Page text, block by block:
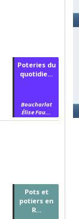
Poteries du
quotidie...
Boucharlat
Élise Fau...
Pots et
potiers en
R...